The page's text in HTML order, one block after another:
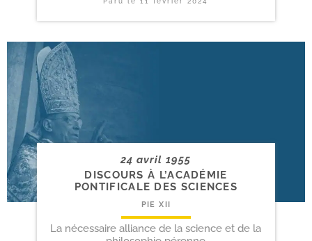
24 avril 1955
DISCOURS À L’ACADÉMIE
PONTIFICALE DES SCIENCES
PIE XII
La nécessaire alliance de la science et de la